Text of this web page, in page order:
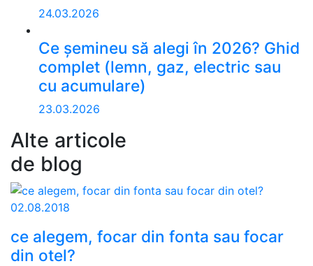
24.03.2026
Ce șemineu să alegi în 2026? Ghid
complet (lemn, gaz, electric sau
cu acumulare)
23.03.2026
Alte articole
de blog
02.08.2018
ce alegem, focar din fonta sau focar
din otel?